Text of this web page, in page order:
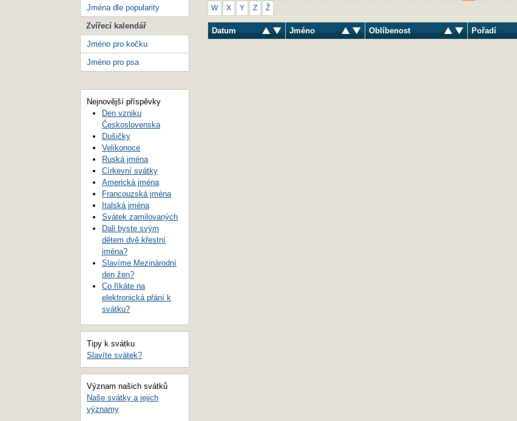
W X Y Z Ž
Datum Jméno Oblíbenost Pořadí
Jména dle popularity
Zvířecí kalendář
Jméno pro kočku
Jméno pro psa
Nejnovější příspěvky
Den vzniku
Československa
Dušičky
Velikonoce
Ruská jména
Církevní svátky
Americká jména
Francouzská jména
Italská jména
Svátek zamilovaných
Dali byste svým
dětem dvě křestní
jména?
Slavíme Mezinárodní
den žen?
Co říkáte na
elektronická přání k
svátku?
Tipy k svátku
Slavíte svátek?
Význam našich svátků
Naše svátky a jejich
významy